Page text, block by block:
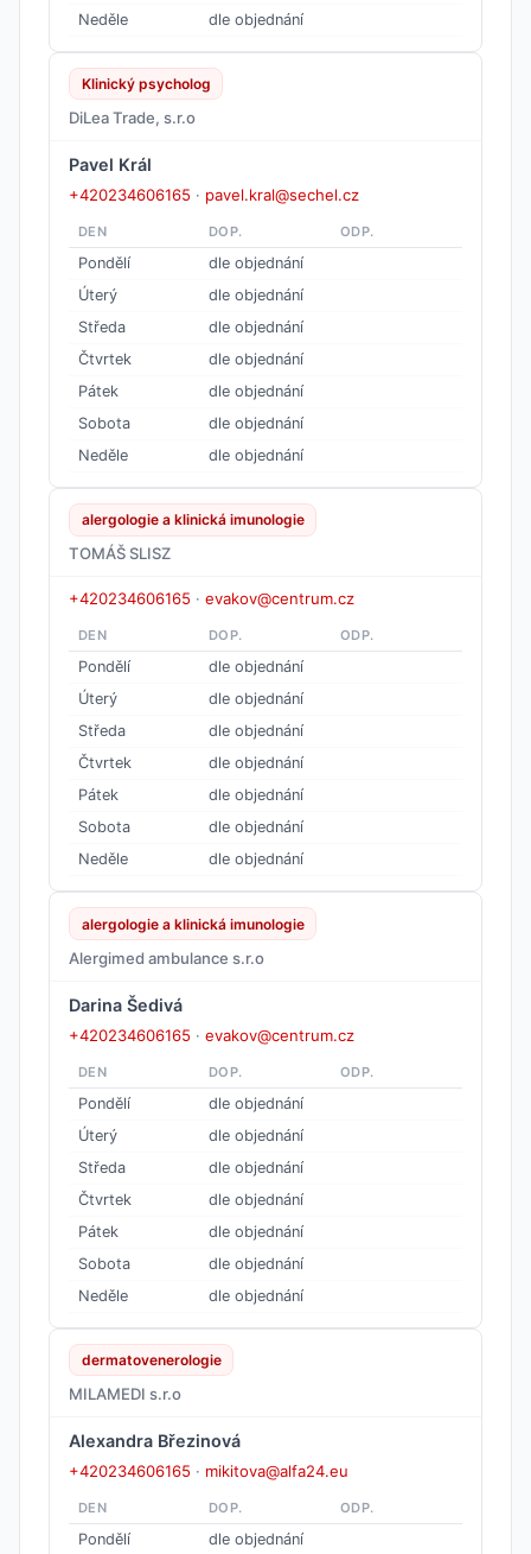
Neděle
dle objednání
Klinický psycholog
DiLea Trade, s.r.o
Pavel Král
+420234606165 · pavel.kral@sechel.cz
DEN DOP. ODP.
Pondělí
dle objednání
Úterý
dle objednání
Středa
dle objednání
Čtvrtek
dle objednání
Pátek
dle objednání
Sobota
dle objednání
Neděle
dle objednání
alergologie a klinická imunologie
TOMÁŠ SLISZ
+420234606165 · evakov@centrum.cz
DEN DOP. ODP.
Pondělí
dle objednání
Úterý
dle objednání
Středa
dle objednání
Čtvrtek
dle objednání
Pátek
dle objednání
Sobota
dle objednání
Neděle
dle objednání
alergologie a klinická imunologie
Alergimed ambulance s.r.o
Darina Šedivá
+420234606165 · evakov@centrum.cz
DEN DOP. ODP.
Pondělí
dle objednání
Úterý
dle objednání
Středa
dle objednání
Čtvrtek
dle objednání
Pátek
dle objednání
Sobota
dle objednání
Neděle
dle objednání
dermatovenerologie
MILAMEDI s.r.o
Alexandra Březinová
+420234606165 · mikitova@alfa24.eu
DEN DOP. ODP.
Pondělí dle objednání